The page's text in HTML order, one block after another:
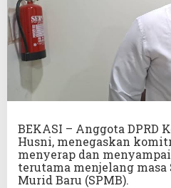
BEKASI – Anggota DPRD
Husni, menegaskan
menyerap dan
terutama menjelang
Murid Baru (SPMB).